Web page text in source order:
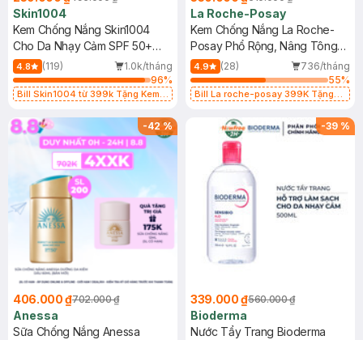
Skin1004
Kem Chống Nắng Skin1004
Cho Da Nhạy Cảm SPF 50+
50ml
4.8 (119)
1.0k/tháng
96%
Bill Skin1004 từ 399k Tặng Kem
SPF 50+ 20ml (SL Có Hạn)
La Roche-Posay
Kem Chống Nắng La Roche-
Posay Phổ Rộng, Nâng Tông
Kiềm Dầu 50ml
4.9 (28)
736/tháng
55%
Bill La roche-posay 399K Tặng
(SL có hạn)
-42%
406.000 ₫702.000 ₫
Anessa
Sữa Chống Nắng Anessa
-39 %
339.000 ₫560.000 ₫
Bioderma
Nước Tẩy Trang Bioderma